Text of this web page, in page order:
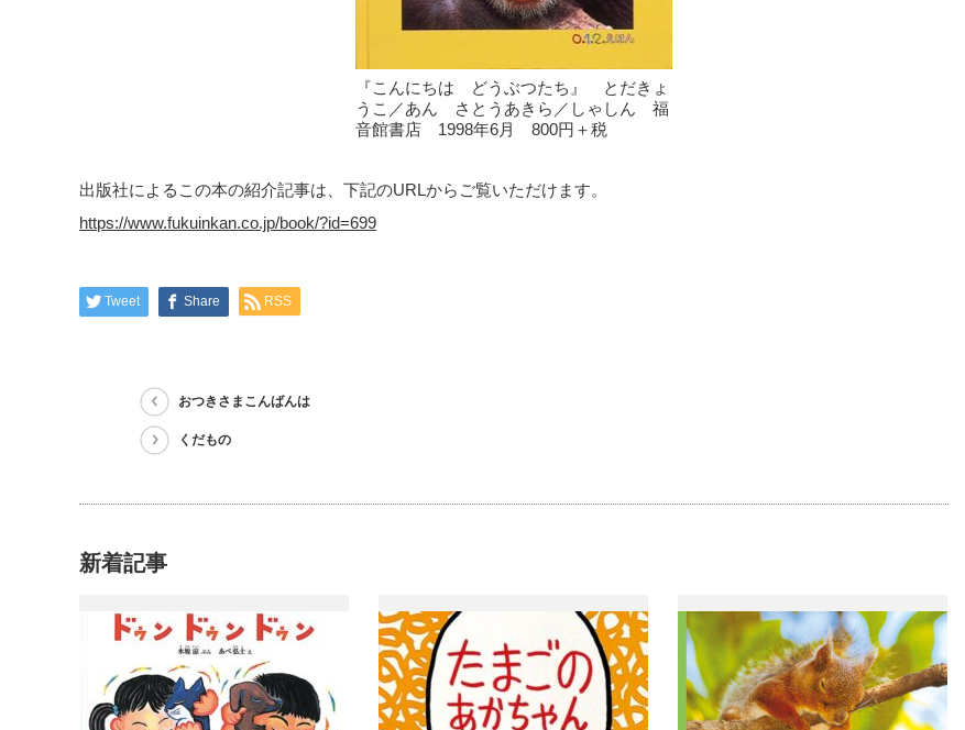
『こんにちは どうぶつたち』 とだきょ
うこ／あん さとうあきら／しゃしん 福
音館書店 1998年6月 800円＋税
出版社によるこの本の紹介記事は、下記のURLからご覧いただけます。
https://www.fukuinkan.co.jp/book/?id=699
Tweet Share RSS
おつきさまこんばんは
くだもの
新着記事